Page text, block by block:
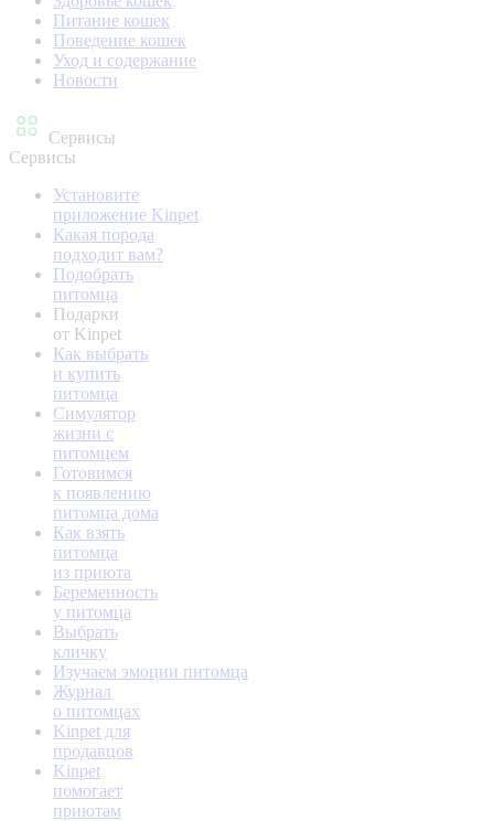
Питание кошек
Поведение кошек
Уход и содержание
Новости
Сервисы
Сервисы
Установите
приложение Kinpet
Какая порода
подходит вам?
Подобрать
питомца
Подарки
от Kinpet
Как выбрать
и купить
питомца
Симулятор
жизни с
питомцем
Готовимся
к появлению
питомца дома
Как взять
питомца
из приюта
Беременность
у питомца
Выбрать
кличку
Изучаем эмоции питомца
Журнал
о питомцах
Kinpet для
продавцов
Kinpet
помогает
приютам